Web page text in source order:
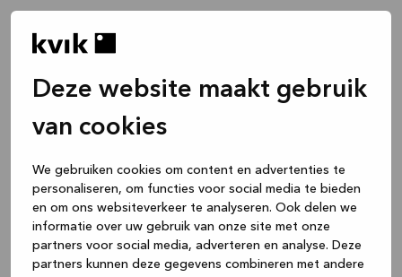
Deze website maakt gebruik
van cookies
We gebruiken cookies om content en advertenties te
personaliseren, om functies voor social media te bieden
en om ons websiteverkeer te analyseren. Ook delen we
informatie over uw gebruik van onze site met onze
partners voor social media, adverteren en analyse. Deze
partners kunnen deze gegevens combineren met andere